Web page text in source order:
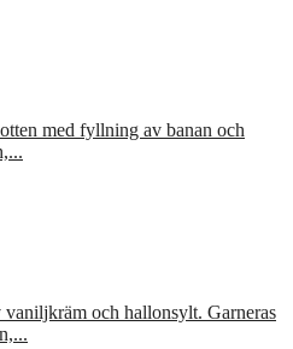
med fyllning av banan och
och hallonsylt. Garneras